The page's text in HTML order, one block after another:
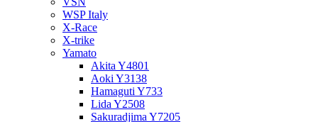
WSP Italy
X-Race
X-trike
Yamato
Akita Y4801
Aoki Y3138
Hamaguti Y733
Lida Y2508
Sakuradjima Y7205